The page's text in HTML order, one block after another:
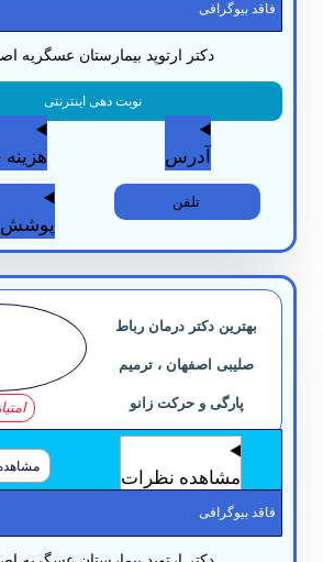
بیوگرافی
دکتر ارتوپد بیمارستان عسگریه اصفهان
نوبت دهی اینترنتی
هزینه خدمات
پوشش بیمه ها
بهترین دکتر درمان رباط
صلیبی اصفهان ، ترمیم
پارگی و حرکت زانو
مشاهده نظرات
مشاهده پروفایل
بیوگرافی